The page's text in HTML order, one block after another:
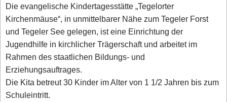
Die evangelische Kindertagesstätte „Tegelorter
Kirchenmäuse“, in unmittelbarer Nähe zum Tegeler Forst
und Tegeler See gelegen, ist eine Einrichtung der
Jugendhilfe in kirchlicher Trägerschaft und arbeitet im
Rahmen des staatlichen Bildungs- und
Erziehungsauftrages.
Die Kita betreut 30 Kinder im Alter von 1 1/2 Jahren bis zum
Schuleintritt.